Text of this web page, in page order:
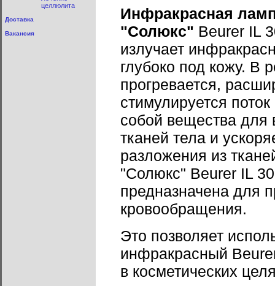
целлюлита
Доставка
Вакансия
Инфракрасная
"Солюкс" Beurer IL
излучает
глубоко под кожу. В
прогревается,
стимулируется
собой вещества для
тканей тела и
разложения из
"Солюкс" Beurer IL
предназначена для
кровообращения.
Это позволяет
инфракрасный
в косметических